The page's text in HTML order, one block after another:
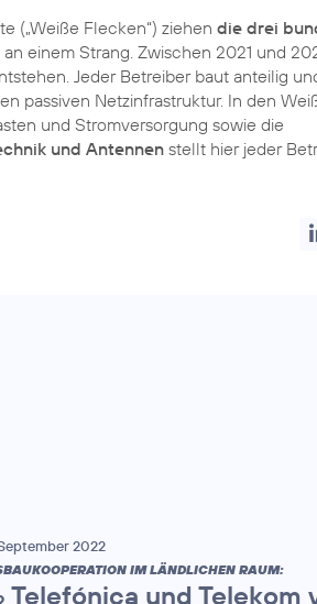
(„Weiße Flecken“) ziehen die drei
einem Strang. Zwischen 2021 und
Jeder Betreiber baut anteilig
passiven Netzinfrastruktur. In den
und Stromversorgung sowie die
und Antennen stellt hier jeder
2022
IM LÄNDLICHEN RAUM:
Telefónica und Telekom